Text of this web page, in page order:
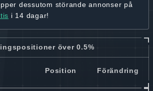
dessutom störande annonser på
i 14 dagar!
över 0.5%
Position Förändring